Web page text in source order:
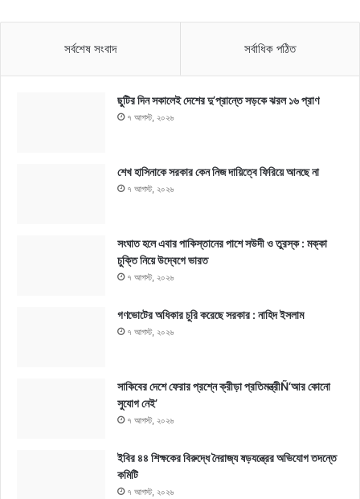
সর্বশেষ সংবাদ সর্বাধিক পঠিত
ছুটির দিন সকালেই দেশের দু’প্রান্তে সড়কে ঝরল ১৬ প্রাণ
৭ আগস্ট, ২০২৬
শেখ হাসিনাকে সরকার কেন নিজ দায়িত্বে ফিরিয়ে আনছে না
৭ আগস্ট, ২০২৬
সংঘাত হলে এবার পাকিস্তানের পাশে সউদী ও তুরস্ক : মক্কা
চুক্তি নিয়ে উদ্বেগে ভারত
৭ আগস্ট, ২০২৬
গণভোটের অধিকার চুরি করেছে সরকার : নাহিদ ইসলাম
৭ আগস্ট, ২০২৬
সাকিবের দেশে ফেরার প্রশ্নে ক্রীড়া প্রতিমন্ত্রীÑ‘আর কোনো
সুযোগ নেই’
৭ আগস্ট, ২০২৬
ইবির ৪৪ শিক্ষকের বিরুদ্ধে নৈরাজ্য ষড়যন্ত্রের অভিযোগ তদন্তে
কমিটি
৭ আগস্ট, ২০২৬